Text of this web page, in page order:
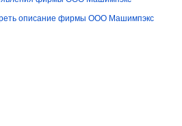
описание фирмы ООО Машимпэкс